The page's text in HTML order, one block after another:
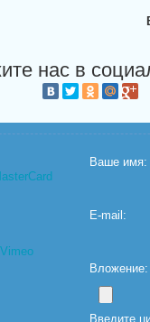
нас в
Ваше имя:
E-mail:
Введите